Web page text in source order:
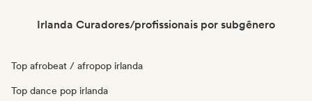
Irlanda Curadores/profissionais por subgênero
Top afrobeat / afropop irlanda
Top dance pop irlanda